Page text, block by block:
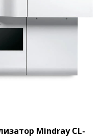
Mindray CL-